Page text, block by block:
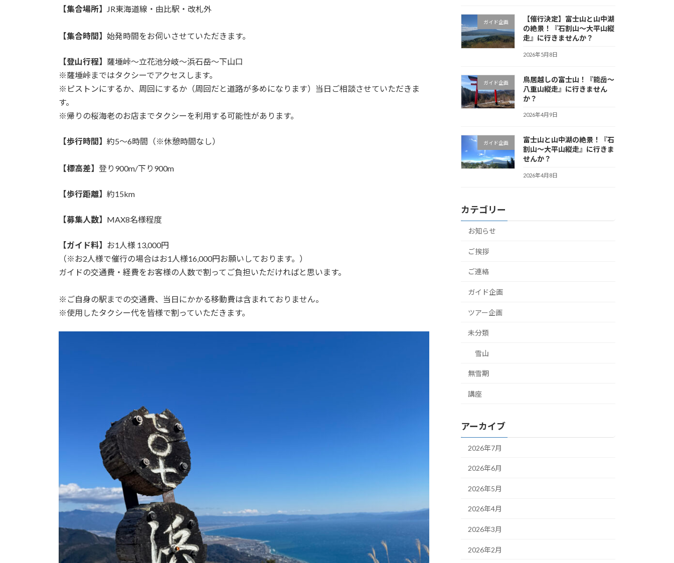
【集合場所】 JR東海道線・由比駅・改札外
【集合時間】 始発時間をお伺いさせていただきます。
【登山行程】 薩埵峠〜立花池分岐〜浜石岳〜下山口
※薩埵峠まではタクシーでアクセスします。
※ピストンにするか、周回にするか（周回だと道路が多めになります）当日ご相談させていただきま
す。
※帰りの桜海老のお店までタクシーを利用する可能性があります。
【歩行時間】 約5〜6時間（※休憩時間なし）
【標高差】 登り900m/下り900m
【歩行距離】 約15km
【募集人数】 MAX8名様程度
【ガイド料】 お1人様 13,000円
（※お2人様で催行の場合はお1人様16,000円お願いしております。）
ガイドの交通費・経費をお客様の人数で割ってご負担いただければと思います。
※ご自身の駅までの交通費、当日にかかる移動費は含まれておりません。
※使用したタクシー代を皆様で割っていただきます。
ガイド企画
【催行決定】富士山と山中湖
の絶景！『石割山〜大平山縦
走』に行きませんか？
2026年5月8日
ガイド企画
鳥居越しの富士山！『能岳〜
八重山縦走』に行きません
か？
2026年4月9日
ガイド企画
富士山と山中湖の絶景！『石
割山〜大平山縦走』に行きま
せんか？
2026年4月8日
カテゴリー
お知らせ
ご挨拶
ご連絡
ガイド企画
ツアー企画
未分類
雪山
無雪期
講座
アーカイブ
2026年7月
2026年6月
2026年5月
2026年4月
2026年3月
2026年2月